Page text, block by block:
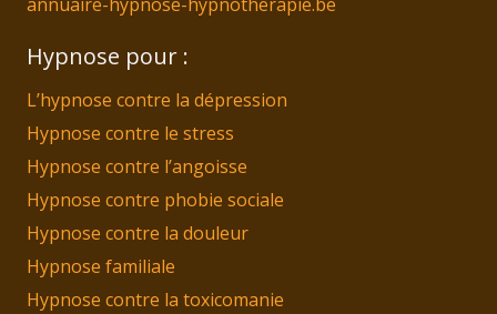
Hypnose pour :
L’hypnose contre la dépression
Hypnose contre le stress
Hypnose contre l’angoisse
Hypnose contre phobie sociale
Hypnose contre la douleur
Hypnose familiale
Hypnose contre la toxicomanie